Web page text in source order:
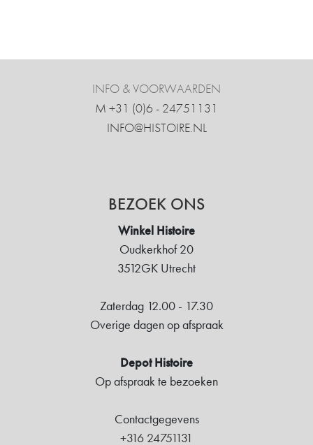
INFO & VOORWAARDEN
M +31 ‍(0)6 - 24751131
INFO@HISTOIRE.NL
BEZOEK ONS
Winkel Histoire
Oudkerkhof 20
3512GK Utrecht
Zaterdag 12.00 - 17.30
Overige dagen op afspraak
Depot Histoire
Op afspraak te bezoeken
Contactgegevens
+316 24751131